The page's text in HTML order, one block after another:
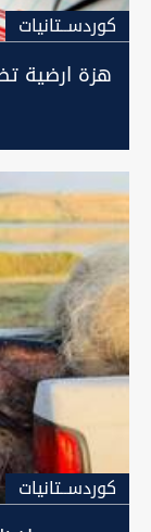
كوردســتانيات
هزة ارضية
كوردســتانيات